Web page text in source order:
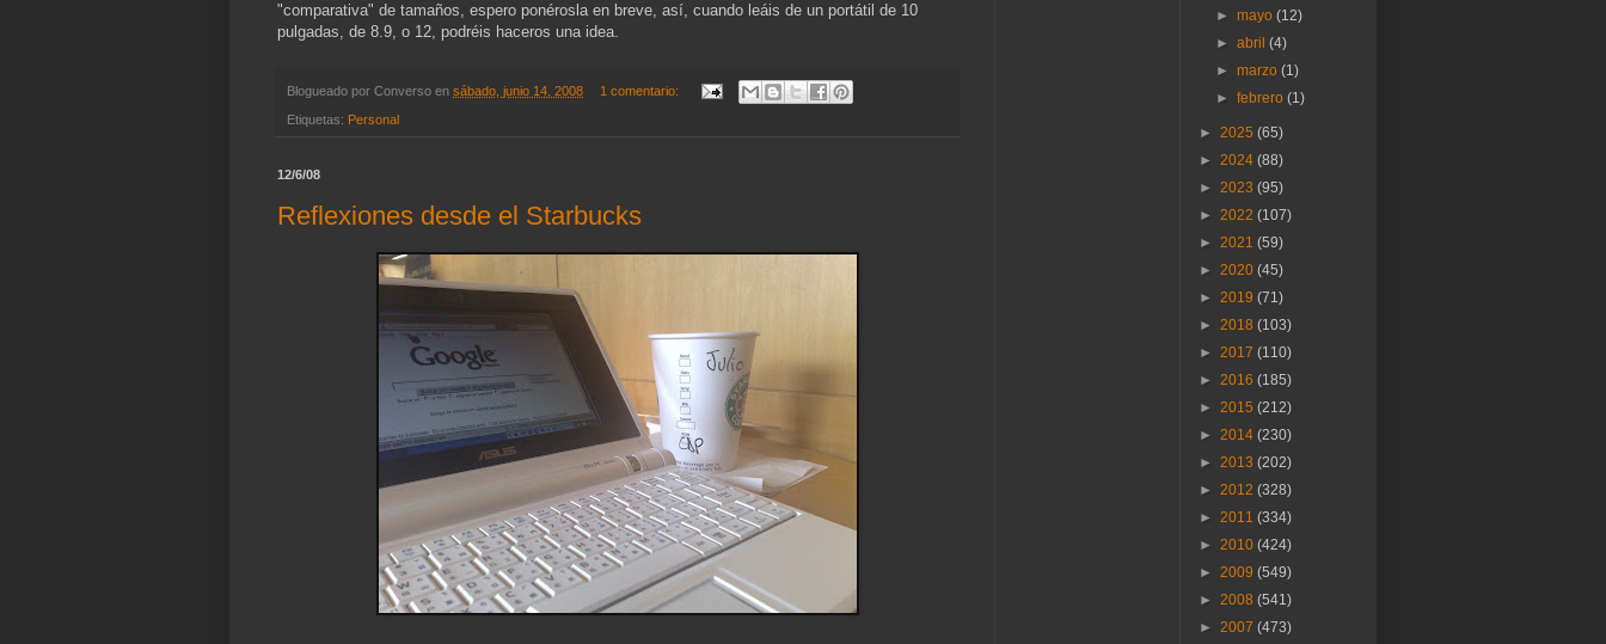
"comparativa" de tamaños, espero ponérosla en breve, así, cuando leáis de un portátil de 10
pulgadas, de 8.9, o 12, podréis haceros una idea.
Blogueado por Converso en sábado, junio 14, 2008 1 comentario:
Etiquetas: Personal
12/6/08
Reflexiones desde el Starbucks
►mayo(12)
►abril(4)
►marzo(1)
►febrero(1)
► 2025 (65)
► 2024 (88)
► 2023 (95)
► 2022 (107)
► 2021 (59)
► 2020 (45)
► 2019 (71)
► 2018 (103)
► 2017 (110)
► 2016 (185)
► 2015 (212)
► 2014 (230)
► 2013 (202)
► 2012 (328)
► 2011 (334)
► 2010 (424)
► 2009 (549)
► 2008 (541)
► 2007 (473)